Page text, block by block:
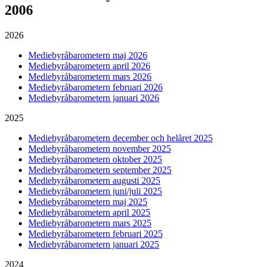
2006
2026
Mediebyråbarometern maj 2026
Mediebyråbarometern april 2026
Mediebyråbarometern mars 2026
Mediebyråbarometern februari 2026
Mediebyråbarometern januari 2026
2025
Mediebyråbarometern december och helåret 2025
Mediebyråbarometern november 2025
Mediebyråbarometern oktober 2025
Mediebyråbarometern september 2025
Mediebyråbarometern augusti 2025
Mediebyråbarometern juni/juli 2025
Mediebyråbarometern maj 2025
Mediebyråbarometern april 2025
Mediebyråbarometern mars 2025
Mediebyråbarometern februari 2025
Mediebyråbarometern januari 2025
2024